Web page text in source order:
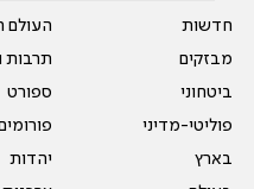
חדשות
מבזקים
ביטחוני
פוליטי-מדיני
בארץ
העולם
תרבות
ספורט
יהדות